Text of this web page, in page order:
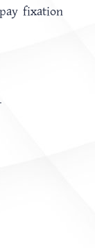
fixation